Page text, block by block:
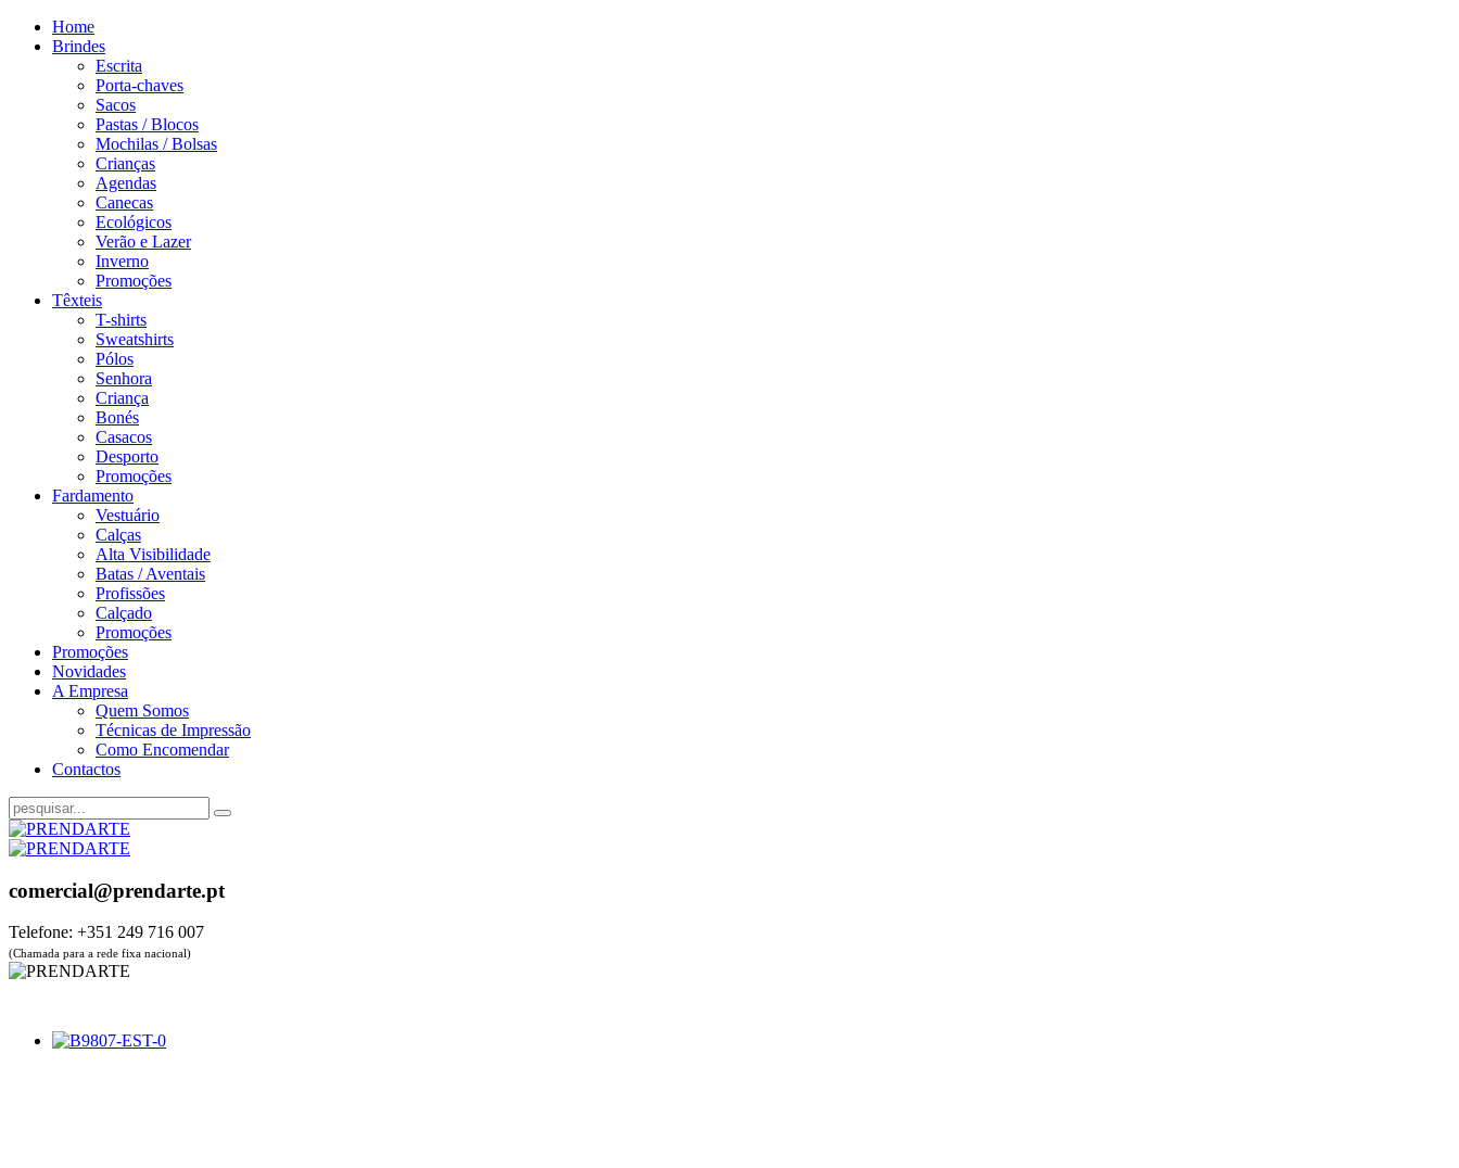
Home
Brindes
Escrita
Porta-chaves
Sacos
Pastas / Blocos
Mochilas / Bolsas
Crianças
Agendas
Canecas
Ecológicos
Verão e Lazer
Inverno
Promoções
Têxteis
T-shirts
Sweatshirts
Pólos
Senhora
Criança
Bonés
Casacos
Desporto
Promoções
Fardamento
Vestuário
Calças
Alta Visibilidade
Batas / Aventais
Profissões
Calçado
Promoções
Promoções
Novidades
A Empresa
Quem Somos
Técnicas de Impressão
Como Encomendar
Contactos
comercial@prendarte.pt
Telefone: +351 249 716 007
(Chamada para a rede fixa nacional)